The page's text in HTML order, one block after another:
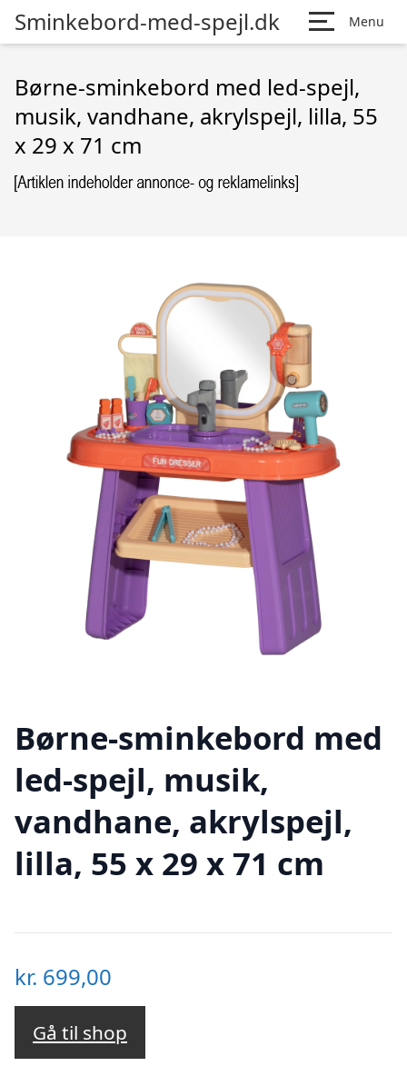
Sminkebord-med-spejl.dk Menu
Børne-sminkebord med led-spejl,
musik, vandhane, akrylspejl, lilla, 55
x 29 x 71 cm
Børne-sminkebord med
led-spejl, musik,
vandhane, akrylspejl,
lilla, 55 x 29 x 71 cm
kr. 699,00
Gå til shop